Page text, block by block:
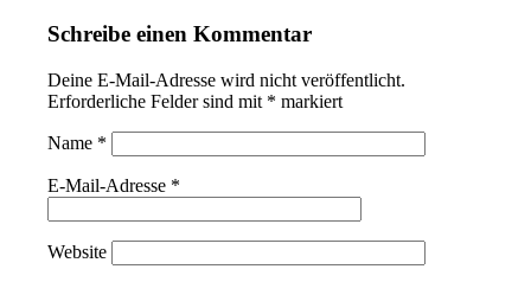
Schreibe einen Kommentar
Deine E-Mail-Adresse wird nicht veröffentlicht.
Erforderliche Felder sind mit * markiert
Name *
E-Mail-Adresse *
Website